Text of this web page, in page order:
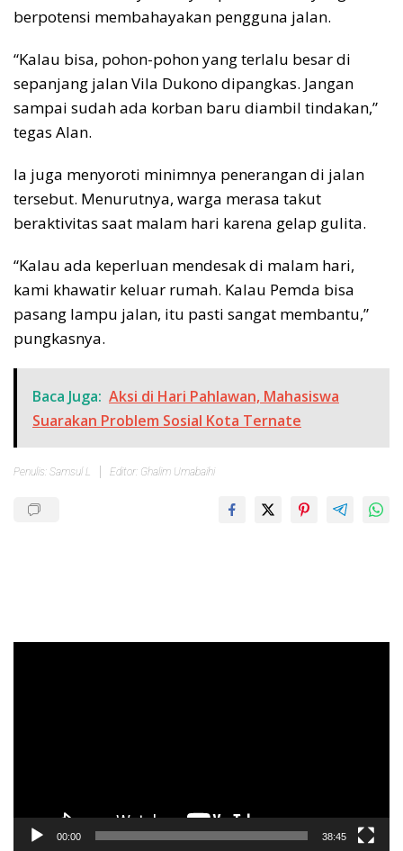
berpotensi membahayakan pengguna jalan.
“Kalau bisa, pohon-pohon yang terlalu besar di
sepanjang jalan Vila Dukono dipangkas. Jangan
sampai sudah ada korban baru diambil tindakan,”
tegas Alan.
Ia juga menyoroti minimnya penerangan di jalan
tersebut. Menurutnya, warga merasa takut
beraktivitas saat malam hari karena gelap gulita.
“Kalau ada keperluan mendesak di malam hari,
kami khawatir keluar rumah. Kalau Pemda bisa
pasang lampu jalan, itu pasti sangat membantu,”
pungkasnya.
Baca Juga: Aksi di Hari Pahlawan, Mahasiswa
Suarakan Problem Sosial Kota Ternate
Penulis: Samsul L Editor: Ghalim Umabaihi
00:00 38:45